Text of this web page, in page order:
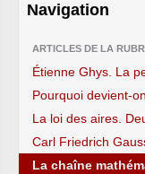
Navigation
ARTICLES DE LA
Étienne Ghys. La
Pourquoi devient-
La loi des aires.
Carl Friedrich
La chaîne